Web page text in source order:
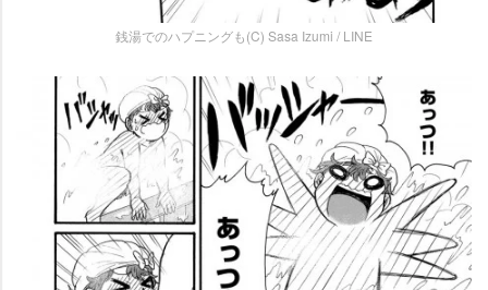
銭湯でのハプニングも(C) Sasa Izumi / LINE